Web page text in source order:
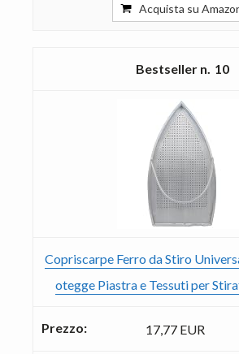
Acquista su
10
Copriscarpe Ferro da Stiro
otegge Piastra e Tessuti per
17,77 EUR